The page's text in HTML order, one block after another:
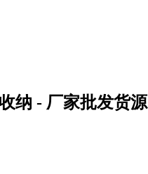
纳 - 厂家批发货源